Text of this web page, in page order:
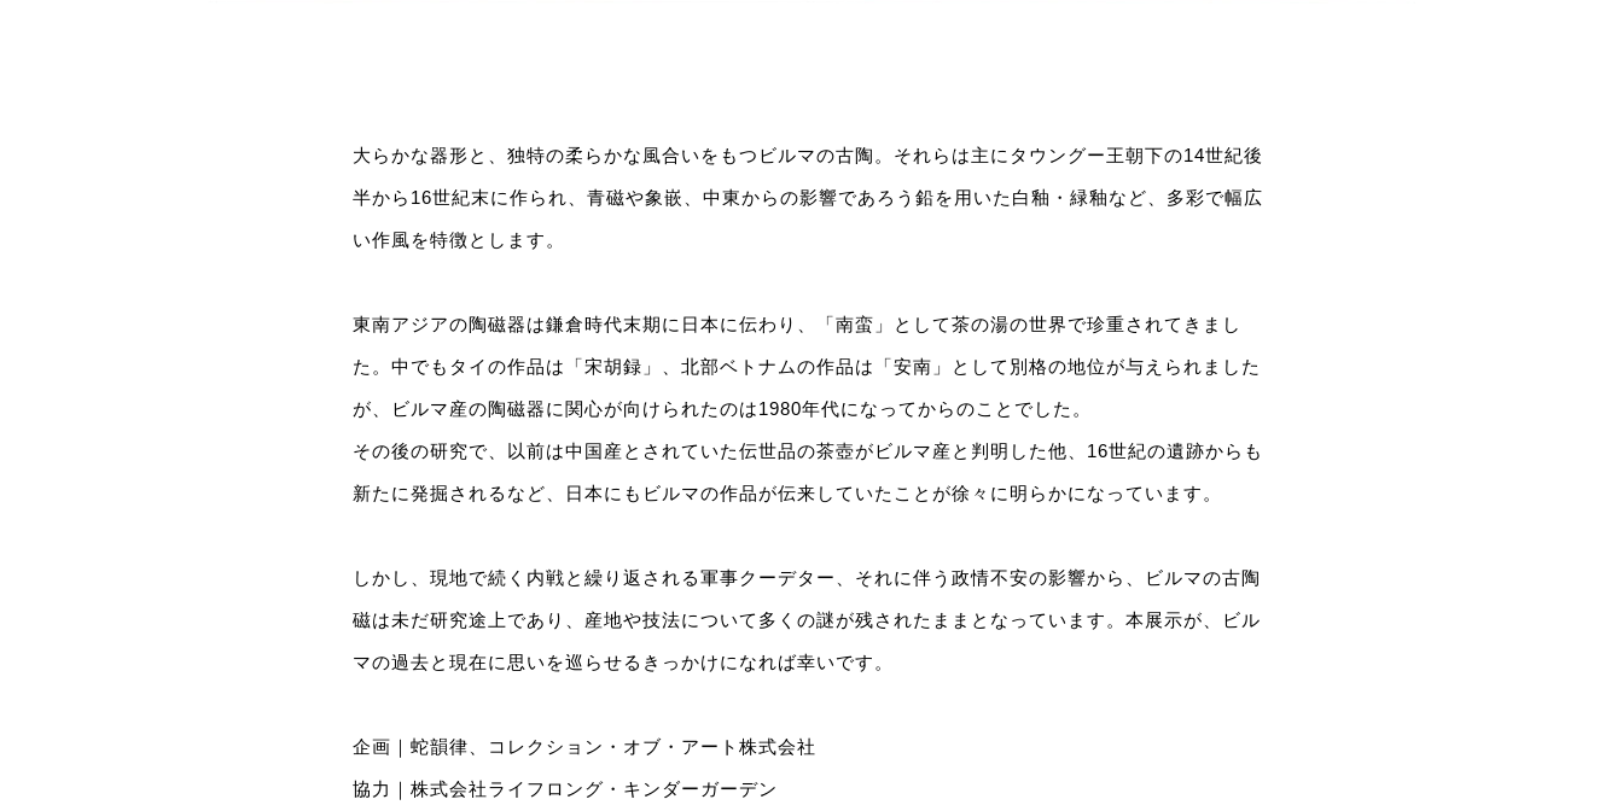
大らかな器形と、独特の柔らかな風合いをもつビルマの古陶。それらは主にタウングー王朝下の14世紀後
半から16世紀末に作られ、青磁や象嵌、中東からの影響であろう鉛を用いた白釉・緑釉など、多彩で幅広
い作風を特徴とします。
東南アジアの陶磁器は鎌倉時代末期に日本に伝わり、「南蛮」として茶の湯の世界で珍重されてきまし
た。中でもタイの作品は「宋胡録」、北部ベトナムの作品は「安南」として別格の地位が与えられました
が、ビルマ産の陶磁器に関心が向けられたのは1980年代になってからのことでした。
その後の研究で、以前は中国産とされていた伝世品の茶壺がビルマ産と判明した他、16世紀の遺跡からも
新たに発掘されるなど、日本にもビルマの作品が伝来していたことが徐々に明らかになっています。
しかし、現地で続く内戦と繰り返される軍事クーデター、それに伴う政情不安の影響から、ビルマの古陶
磁は未だ研究途上であり、産地や技法について多くの謎が残されたままとなっています。本展示が、ビル
マの過去と現在に思いを巡らせるきっかけになれば幸いです。
企画｜蛇韻律、コレクション・オブ・アート株式会社
協力｜株式会社ライフロング・キンダーガーデン